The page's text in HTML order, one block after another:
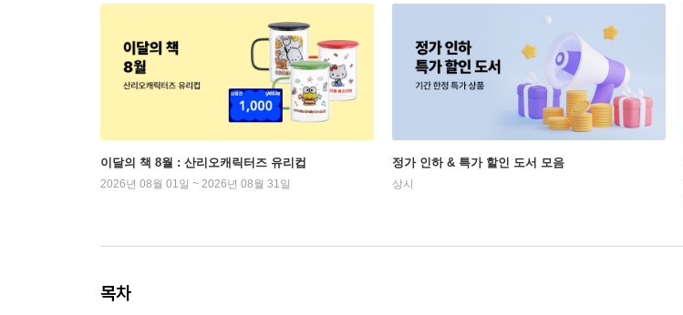
이달의 책 8월 : 산리오캐릭터즈 유리컵
2026년 08월 01일 ~ 2026년 08월 31일
정가 인하 & 특가 할인 도서 모음
상시
목차